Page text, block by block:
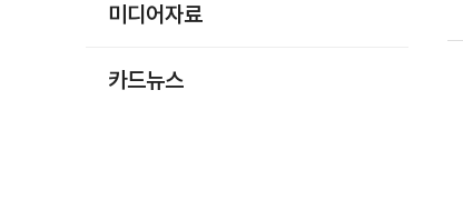
미디어자료
카드뉴스